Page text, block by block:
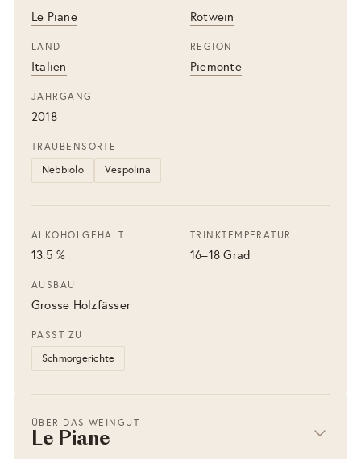
Le Piane Rotwein
LAND
Italien
REGION
Piemonte
JAHRGANG
2018
TRAUBENSORTE
Nebbiolo Vespolina
ALKOHOLGEHALT
13.5 %
TRINKTEMPERATUR
16–18 Grad
AUSBAU
Grosse Holzfässer
PASST ZU
Schmorgerichte
ÜBER DAS WEINGUT
Le Piane